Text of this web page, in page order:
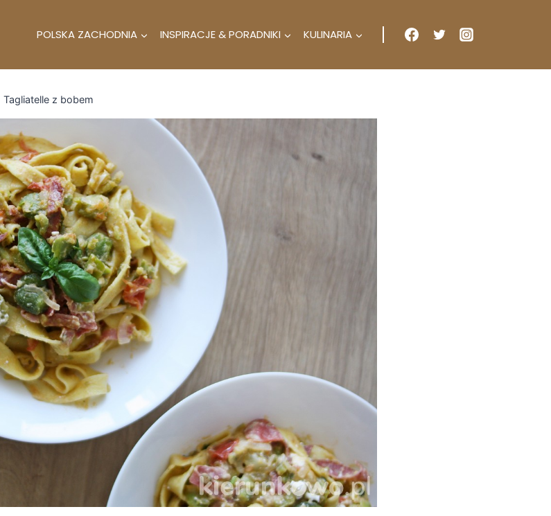
POLSKA ZACHODNIA INSPIRACJE & PORADNIKI KULINARIA
Tagliatelle z bobem